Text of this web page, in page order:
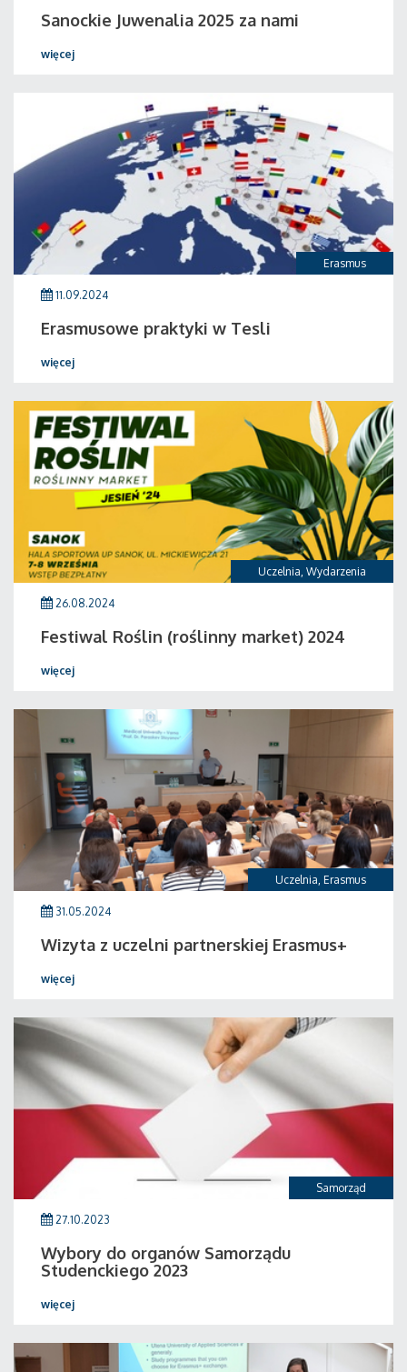
Sanockie Juwenalia 2025 za nami
więcej
Erasmus
11.09.2024
Erasmusowe praktyki w Tesli
więcej
Uczelnia, Wydarzenia
26.08.2024
Festiwal Roślin (roślinny market) 2024
więcej
Uczelnia, Erasmus
31.05.2024
Wizyta z uczelni partnerskiej Erasmus+
więcej
Samorząd
27.10.2023
Wybory do organów Samorządu
Studenckiego 2023
więcej